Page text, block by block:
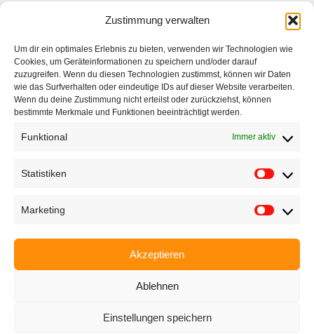
Zustimmung verwalten
Um dir ein optimales Erlebnis zu bieten, verwenden wir Technologien wie
Cookies, um Geräteinformationen zu speichern und/oder darauf
zuzugreifen. Wenn du diesen Technologien zustimmst, können wir Daten
wie das Surfverhalten oder eindeutige IDs auf dieser Website verarbeiten.
Wenn du deine Zustimmung nicht erteilst oder zurückziehst, können
bestimmte Merkmale und Funktionen beeinträchtigt werden.
Funktional Immer aktiv
Statistiken
Marketing
Akzeptieren
Ablehnen
Einstellungen speichern
Ettlinger Straße 59, 76137 Karlsruhe, Germany
+49 721 668004230
Startseite
Anwendungen
EyeCademy
Datenschutzerklärung